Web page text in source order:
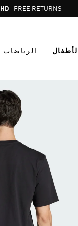
FREE RETURNS
الأطفال الرياضات